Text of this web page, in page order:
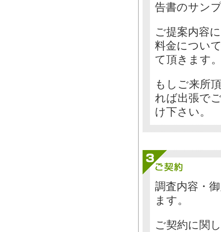
告書のサン
ご提案内容
料金につい
て頂きます
もしご来所
れば出張で
け下さい。
調査内容・
ます。
ご契約に関